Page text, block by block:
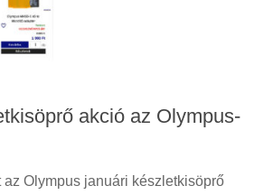
akció az Olympus-
Olympus januári készletkisöprő